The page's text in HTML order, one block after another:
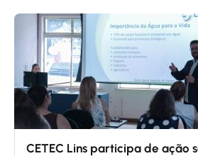
CETEC Lins participa de ação